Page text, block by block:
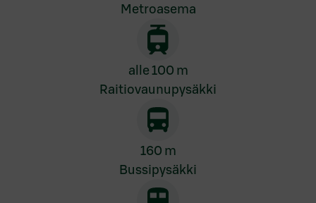
Metroasema
alle 100 m
Raitiovaunupysäkki
160 m
Bussipysäkki